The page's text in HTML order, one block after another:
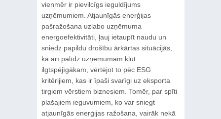
vienmēr ir pievilcīgs ieguldījums
uzņēmumiem. Atjaunīgās enerģijas
pašražošana uzlabo uzņēmuma
energoefektivitāti, ļauj ietaupīt naudu un
sniedz papildu drošību ārkārtas situācijās,
kā arī palīdz uzņēmumam kļūt
ilgtspējīgākam, vērtējot to pēc ESG
kritērijiem, kas ir īpaši svarīgi uz eksporta
tirgiem vērstiem biznesiem. Tomēr, par spīti
plašajiem ieguvumiem, ko var sniegt
atjaunīgās enerģijas ražošana, vairāk nekā